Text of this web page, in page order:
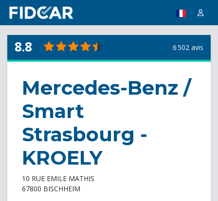
8.8 6 502 avis
Mercedes-Benz /
Smart
Strasbourg -
KROELY
10 RUE EMILE MATHIS
67800 BISCHHEIM